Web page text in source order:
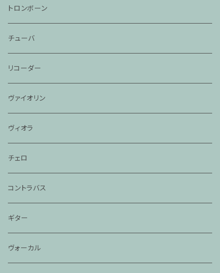
トロンボーン
チューバ
リコーダー
ヴァイオリン
ヴィオラ
チェロ
コントラバス
ギター
ヴォーカル